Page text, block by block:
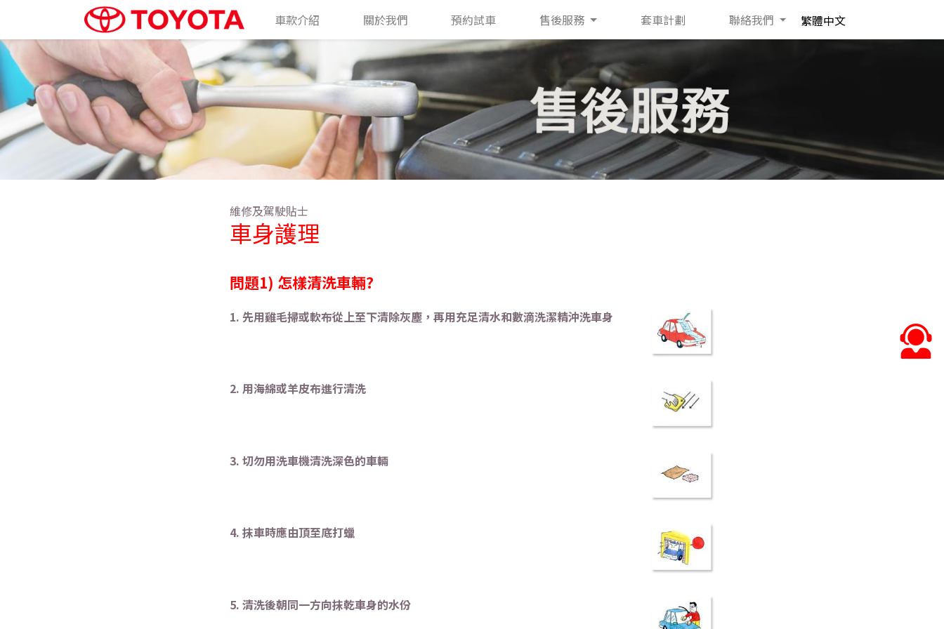
車款介紹 關於我們 預約試車 售後服務 套車計劃 聯絡我們 繁體中文
維修及駕駛貼士
車身護理
問題1) 怎樣清洗車輛?
1. 先用雞毛掃或軟布從上至下清除灰塵，再用充足清水和數滴洗潔精沖洗車身
2. 用海綿或羊皮布進行清洗
3. 切勿用洗車機清洗深色的車輛
4. 抹車時應由頂至底打蠟
5. 清洗後朝同一方向抹乾車身的水份